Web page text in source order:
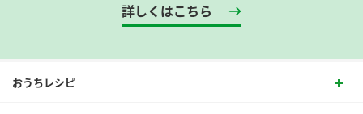
詳しくはこちら
おうちレシピ